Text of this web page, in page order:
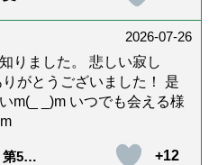
げ
2026-07-26
りました。 悲しい寂し
がとうございました！ 是
m(_ _)m いつでも会える様
500
+12